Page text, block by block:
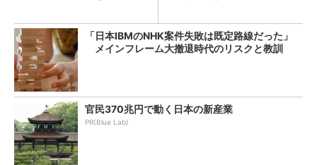
「日本IBMのNHK案件失敗は既定路線だった」
メインフレーム大撤退時代のリスクと教訓
官民370兆円で動く日本の新産業
PR(Blue Lab)